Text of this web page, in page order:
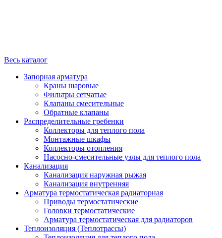
Весь каталог
Запорная арматура
Краны шаровые
Фильтры сетчатые
Клапаны смесительные
Обратные клапаны
Распределительные гребенки
Коллекторы для теплого пола
Монтажные шкафы
Коллекторы отопления
Насосно-смесительные узлы для теплого пола
Канализация
Канализация наружная рыжая
Канализация внутренняя
Арматура термостатическая радиаторная
Приводы термостатические
Головки термостатические
Арматура термостатическая для радиаторов
Теплоизоляция (Теплотрассы)